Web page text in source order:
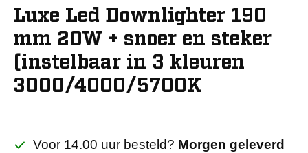
Luxe Led Downlighter 190
mm 20W + snoer en steker
(instelbaar in 3 kleuren
3000/4000/5700K
Voor 14.00 uur besteld? Morgen geleverd